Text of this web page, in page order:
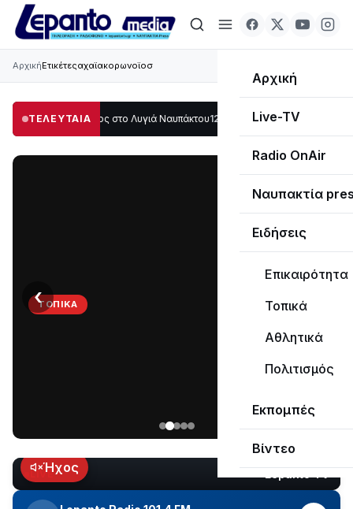
Αρχική
Live-TV
Radio OnAir
Ναυπακτία
Ειδήσεις
Επικαιρότητα
Τοπικά
Αθλητικά
Πολιτισμός
Εκπομπές
Βίντεο
ΑρχικήΕτικέτεςαχαϊακορωνοϊοσ
ΤΕΛΕΥΤΑΙΑ
μέρος στο Λυγιά Ναυπάκτου12:08 Σε τροχιά υλοποίησης η
ΤΟΠΙΚΆ
Ναυπάκτου
εδώ
και
περίπου
‹
LIVEΉχος